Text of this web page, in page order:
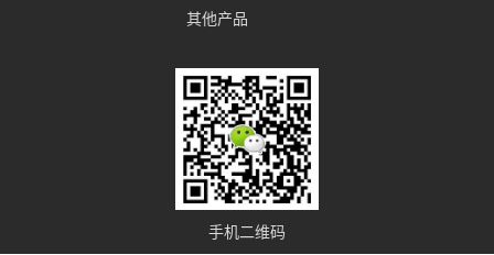
其他产品
手机二维码